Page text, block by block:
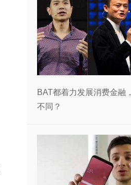
BAT都着力发展消费金融
不同？